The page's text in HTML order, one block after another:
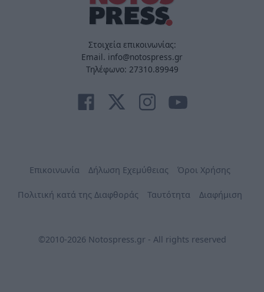
Στοιχεία επικοινωνίας:
Email. info@notospress.gr
Τηλέφωνο: 27310.89949
Επικοινωνία Δήλωση Εχεμύθειας Όροι Χρήσης
Πολιτική κατά της Διαφθοράς Ταυτότητα Διαφήμιση
©2010-2026 Notospress.gr - All rights reserved